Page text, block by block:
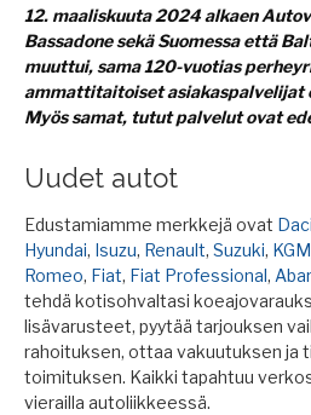
12. maaliskuuta 2024 alkaen
Bassadone sekä Suomessa että
muuttui, sama 120-vuotias
ammattitaitoiset asiakaspalvelijat
Myös samat, tutut palvelut ovat
Uudet autot
Edustamiamme merkkejä ovat
Hyundai, Isuzu, Renault, Suzuki, KGM
Romeo, Fiat, Fiat Professional,
tehdä kotisohvaltasi
lisävarusteet, pyytää tarjouksen
rahoituksen, ottaa vakuutuksen ja
toimituksen. Kaikki tapahtuu
vierailla autoliikkeessä.